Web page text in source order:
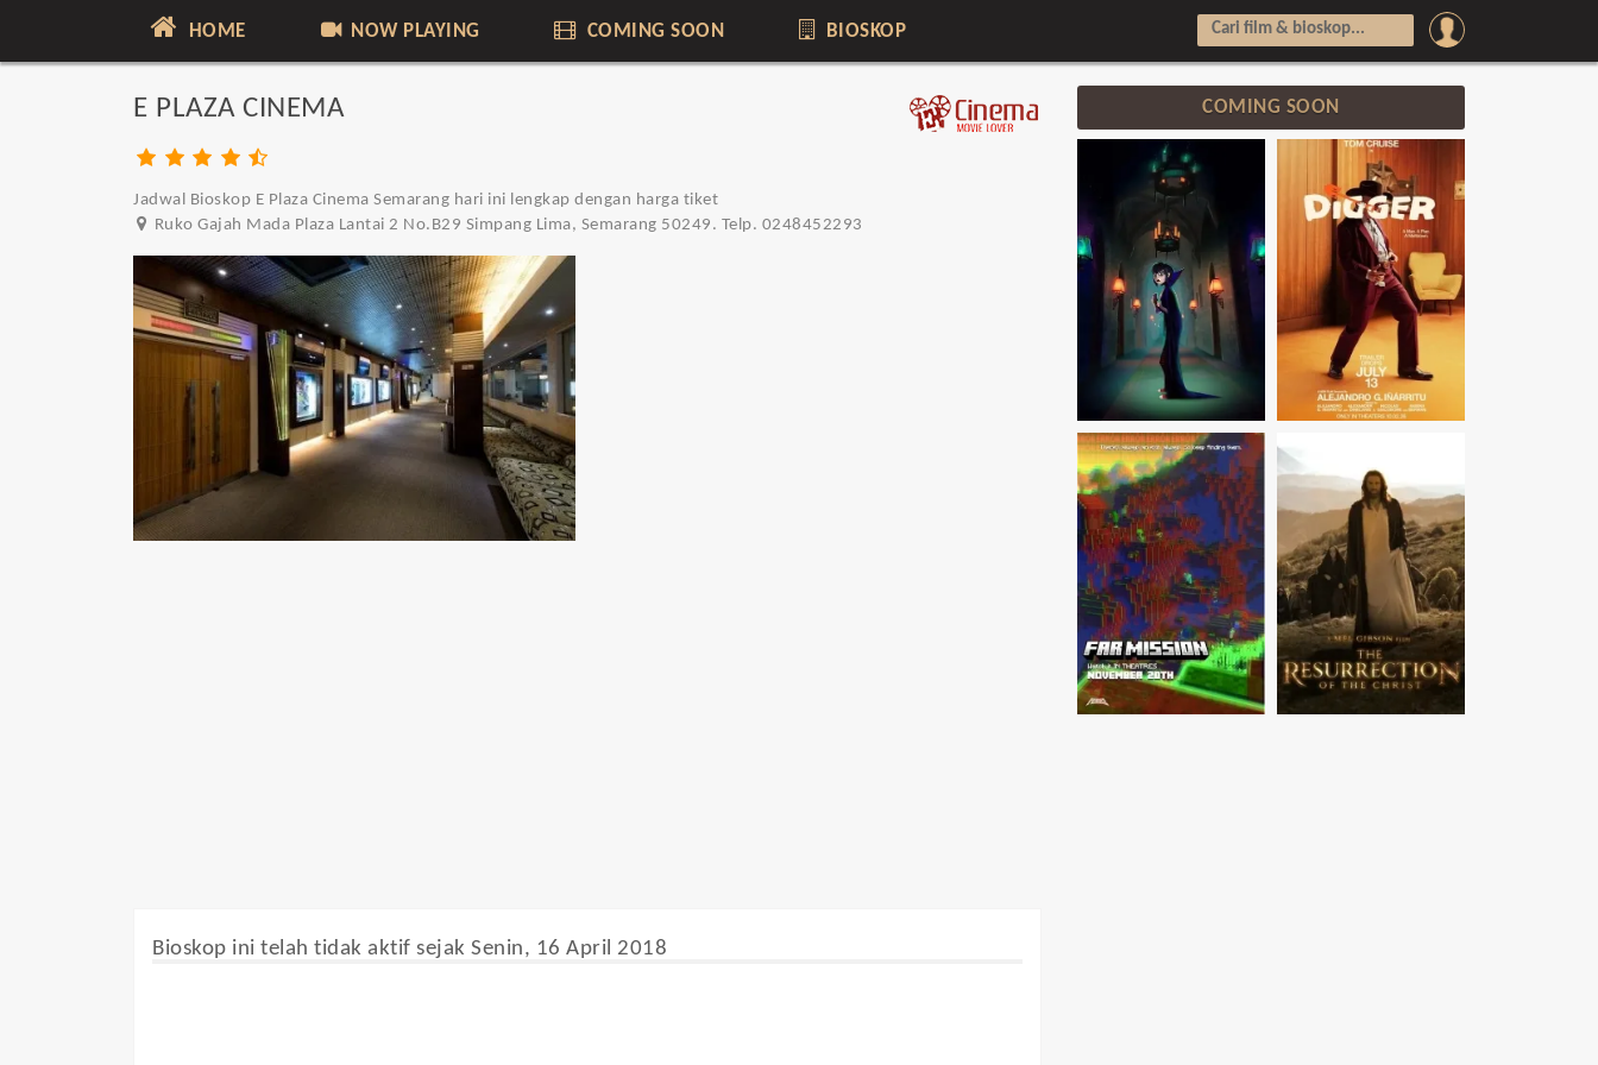
HOME NOW PLAYING COMING SOON BIOSKOP
E PLAZA CINEMA
Jadwal Bioskop E Plaza Cinema Semarang hari ini lengkap dengan harga tiket
Ruko Gajah Mada Plaza Lantai 2 No.B29 Simpang Lima, Semarang 50249. Telp. 0248452293
Bioskop ini telah tidak aktif sejak Senin, 16 April 2018
COMING SOON